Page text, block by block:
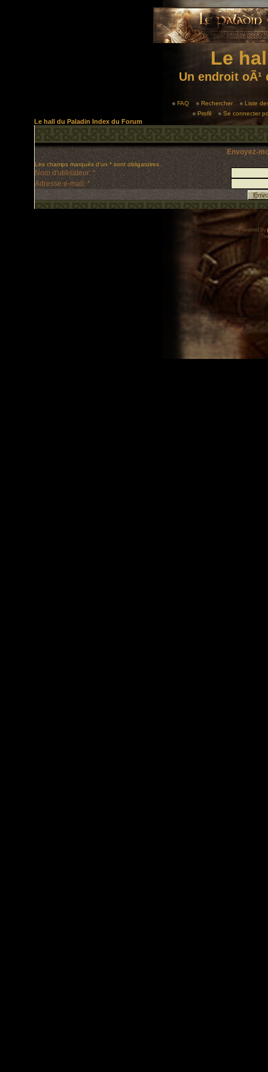
Le
Un endroit
FAQ Rechercher
Liste
Profil
Se connecter
Le hall du Paladin Index du Forum
Envoyez-
Les champs marqués d'un * sont obligatoires.
Nom d'utilisateur: *
Adresse e-mail: *
Powered by